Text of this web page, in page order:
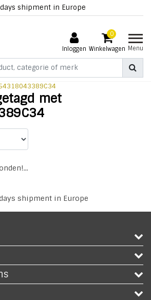
shipment in Europe
Inloggen
0
Winkelwagen Menu
met
shipment in Europe